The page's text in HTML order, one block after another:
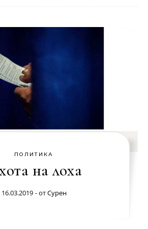
ПОЛИТИКА
на лоха
16.03.2019 - отСурен